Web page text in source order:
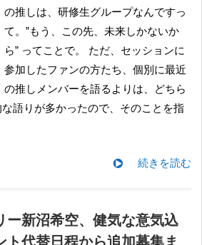
の推しは、研修生グループなんですっ
て。”もう、この先、未来しかないか
ら” ってことで。 ただ、セッションに
参加したファンの方たち、個別に最近
の推しメンバーを語るよりは、どちら
な語りが多かったので、そのことを指
続きを読む
ー新沼希空、健気な意気込
ト代替日程から追加募集ま